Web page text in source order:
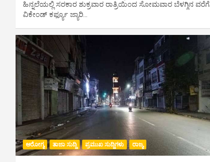
ಹಿನ್ನಲೆಯಲ್ಲಿ ಸರಕಾರ ಶುಕ್ರವಾರ ರಾತ್ರಿಯಿಂದ ಸೋಮವಾರ ಬೆಳಗ್ಗಿನ ವರೆಗೆ
ವಿಕೇಂಡ್ ಕರ್ಫ್ಯೂ ಜ್ಯಾರಿ…
ಆರೋಗ್ಯ ತಾಜಾ ಸುದ್ದಿ ಪ್ರಮುಖ ಸುದ್ದಿಗಳು ರಾಜ್ಯ